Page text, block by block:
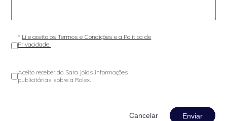
* Li e aceito os Termos e Condições e a Política de
Privacidade.
Aceito receber da Sara Joias informações
publicitárias sobre a Rolex.
Enviar